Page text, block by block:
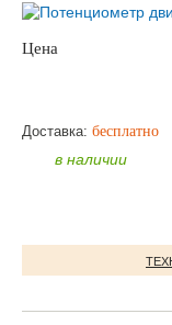
Цена
Доставка: бесплатно
в наличии